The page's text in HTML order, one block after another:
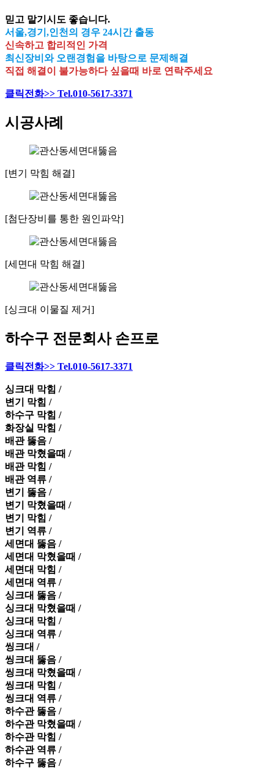
믿고 맡기시도 좋습니다.
서울,경기,인천의 경우 24시간 출동
신속하고 합리적인 가격
최신장비와 오랜경험을 바탕으로 문제해결
직접 해결이 불가능하다 싶을때 바로 연락주세요
클릭전화>> Tel.010-5617-3371
시공사례
[변기 막힘 해결]
[첨단장비를 통한 원인파악]
[세면대 막힘 해결]
[싱크대 이물질 제거]
하수구 전문회사 손프로
클릭전화>> Tel.010-5617-3371
싱크대 막힘 /
변기 막힘 /
하수구 막힘 /
화장실 막힘 /
배관 뚫음 /
배관 막혔을때 /
배관 막힘 /
배관 역류 /
변기 뚫음 /
변기 막혔을때 /
변기 막힘 /
변기 역류 /
세면대 뚫음 /
세면대 막혔을때 /
세면대 막힘 /
세면대 역류 /
싱크대 뚫음 /
싱크대 막혔을때 /
싱크대 막힘 /
싱크대 역류 /
씽크대 /
씽크대 뚫음 /
씽크대 막혔을때 /
씽크대 막힘 /
씽크대 역류 /
하수관 뚫음 /
하수관 막혔을때 /
하수관 막힘 /
하수관 역류 /
하수구 뚫음 /